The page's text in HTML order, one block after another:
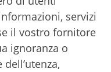
servizi
il vostro fornitore
ignoranza o